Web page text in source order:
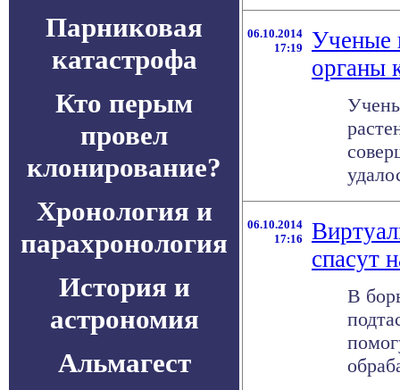
Парниковая
катастрофа
Кто перым
провел
клонирование?
Хронология и
парахронология
История и
астрономия
Альмагест
06.10.2014
17:19
Ученые
органы
06.10.2014
17:16
спасут
В